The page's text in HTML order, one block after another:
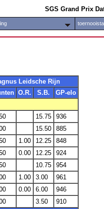
SGS Grand Prix
Leidsche Rijn
O.R. S.B.
GP-elo
15.75
936
15.50
885
1.00 12.25
848
0.00 12.25
924
10.75
954
1.00 3.00
961
0.00 6.00
946
3.50
910